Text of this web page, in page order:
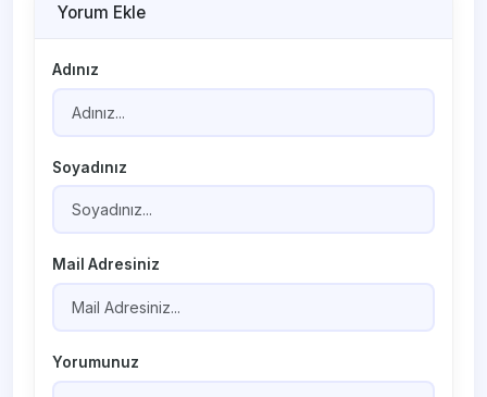
Yorum Ekle
Adınız
Soyadınız
Mail Adresiniz
Yorumunuz